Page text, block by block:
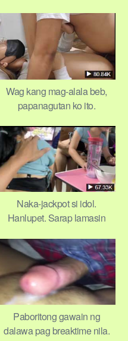
Wag kang mag-alala beb,
papanagutan ko ito.
Naka-jackpot si idol.
Hanlupet. Sarap lamasin
Paboritong gawain ng
dalawa pag breaktime nila.